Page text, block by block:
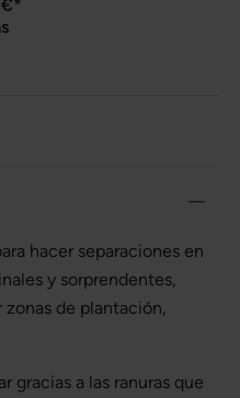
€*
hacer separaciones en
y sorprendentes,
de plantación,
gracias a las ranuras que